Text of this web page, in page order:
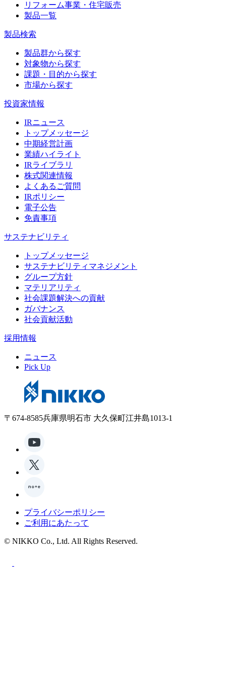
リフォーム事業・住宅販売
製品一覧
製品検索
製品群から探す
対象物から探す
課題・目的から探す
市場から探す
投資家情報
IRニュース
トップメッセージ
中期経営計画
業績ハイライト
IRライブラリ
株式関連情報
よくあるご質問
IRポリシー
電子公告
免責事項
サステナビリティ
トップメッセージ
サステナビリティマネジメント
グループ方針
マテリアリティ
社会課題解決への貢献
ガバナンス
社会貢献活動
採用情報
ニュース
Pick Up
〒674-8585兵庫県明石市 大久保町江井島1013-1
プライバシーポリシー
ご利用にあたって
© NIKKO Co., Ltd. All Rights Reserved.